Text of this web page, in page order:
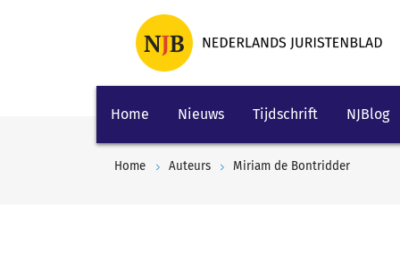
Home Nieuws Tijdschrift NJBlog
Home Auteurs Miriam de Bontridder